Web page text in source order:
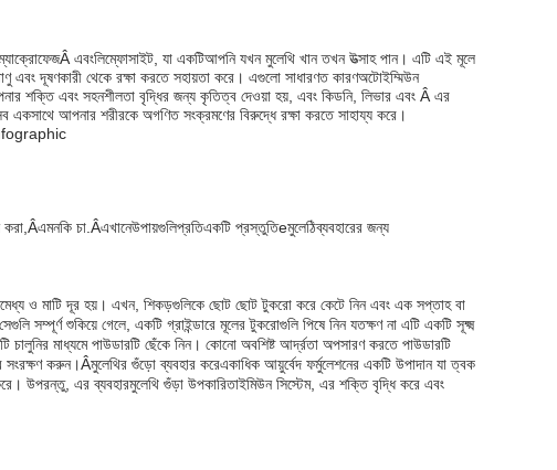
Â এবংলিম্ফোসাইট, যা একটিআপনি যখন মুলেথি খান তখন উত্সাহ পান। এটি এই মূলে
এবং দূষণকারী থেকে রক্ষা করতে সহায়তা করে। এগুলো সাধারণত কারণঅটোইম্মিউন
শক্তি এবং সহনশীলতা বৃদ্ধির জন্য কৃতিত্ব দেওয়া হয়, এবং কিডনি, লিভার এবং Â এর
একসাথে আপনার শরীরকে অগণিত সংক্রমণের বিরুদ্ধে রক্ষা করতে সাহায্য করে।
করা,Âএমনকি চা.Âএখানেউপায়গুলিপ্রতিএকটি প্রস্তুতিeমুলেঠিব্যবহারের জন্য
ও মাটি দূর হয়। এখন, শিকড়গুলিকে ছোট ছোট টুকরো করে কেটে নিন এবং এক সপ্তাহ বা
সম্পূর্ণ শুকিয়ে গেলে, একটি গ্রাইন্ডারে মূলের টুকরোগুলি পিষে নিন যতক্ষণ না এটি একটি সূক্ষ্ম
মাধ্যমে পাউডারটি ছেঁকে নিন। কোনো অবশিষ্ট আর্দ্রতা অপসারণ করতে পাউডারটি
সংরক্ষণ করুন।Âমুলেথির গুঁড়ো ব্যবহার করেএকাধিক আয়ুর্বেদ ফর্মুলেশনের একটি উপাদান যা ত্বক
উপরন্তু, এর ব্যবহারমুলেথি গুঁড়া উপকারিতাইমিউন সিস্টেম, এর শক্তি বৃদ্ধি করে এবং